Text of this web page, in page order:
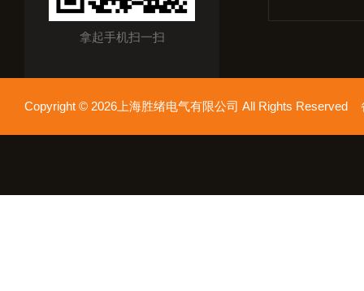
拿起手机扫一扫
Copyright © 2026上海胜绪电气有限公司 All Rights Reserved